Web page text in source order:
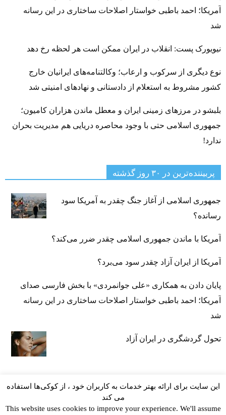
آمریکا؛ احمد باطبی خواستار اصلاحات ساختاری در این رسانه
شد
نیویورک پست: انقلاب در ایران ممکن است هر لحظه رخ دهد
نوع دیگری از سرکوب و ارعاب؛ وکالتنامه‌های ایرانیان خارج
کشور مشروط به استعلام از دادستانی و نهادهای امنیتی شد
بلبشو در مرزهای زمینی ایران و معطل ماندن هزاران کامیون؛
جمهوری اسلامی حتی با وجود محاصره دریایی هم مدیریت بحران
ندارد!
پربیننده‌ترین‌ در ۳۰ روز گذشته
جمهوری اسلامی از آغاز جنگ چقدر به آمریکا سود
رسانده؟
آمریکا با ماندن جمهوری اسلامی چقدر ضرر می‌کند؟
آمریکا از ایران آزاد چقدر سود می‌برد؟
پایان دادن به همکاری «علی جوانمردی» با بخش فارسی صدای
آمریکا؛ احمد باطبی خواستار اصلاحات ساختاری در این رسانه
شد
تحول گردشگری در ایران آزاد
این سایت برای ارائه بهتر خدمات به کاربران خود ، از کوکی‌ها استفاده
می کند
This website uses cookies to improve your experience. We'll assume